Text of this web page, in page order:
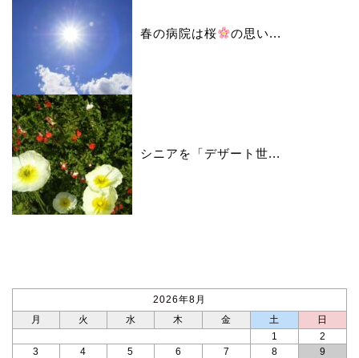
春の病院は桜 の思い...
シニアを「デザート世...
2026年8月
月
火 水 木 金 土
日
1
2
3
4 5 6 7 8
9